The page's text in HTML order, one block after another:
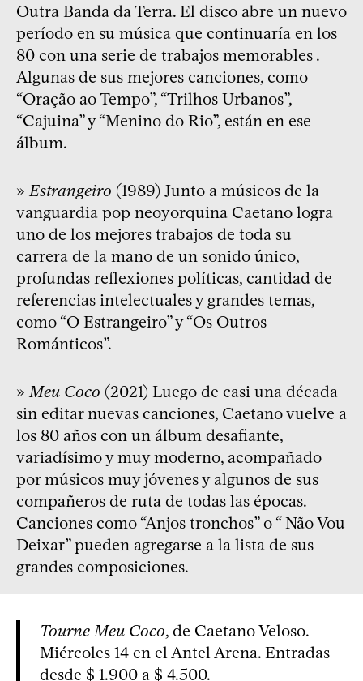
Outra Banda da Terra. El disco abre un nuevo
período en su música que continuaría en los
80 con una serie de trabajos memorables .
Algunas de sus mejores canciones, como
“Oração ao Tempo”, “Trilhos Urbanos”,
“Cajuina” y “Menino do Rio”, están en ese
álbum.
» Estrangeiro (1989) Junto a músicos de la
vanguardia pop neoyorquina Caetano logra
uno de los mejores trabajos de toda su
carrera de la mano de un sonido único,
profundas reflexiones políticas, cantidad de
referencias intelectuales y grandes temas,
como “O Estrangeiro” y “Os Outros
Románticos”.
» Meu Coco (2021) Luego de casi una década
sin editar nuevas canciones, Caetano vuelve a
los 80 años con un álbum desafiante,
variadísimo y muy moderno, acompañado
por músicos muy jóvenes y algunos de sus
compañeros de ruta de todas las épocas.
Canciones como “Anjos tronchos” o “ Não Vou
Deixar” pueden agregarse a la lista de sus
grandes composiciones.
Tourne Meu Coco, de Caetano Veloso.
Miércoles 14 en el Antel Arena. Entradas
desde $ 1.900 a $ 4.500.